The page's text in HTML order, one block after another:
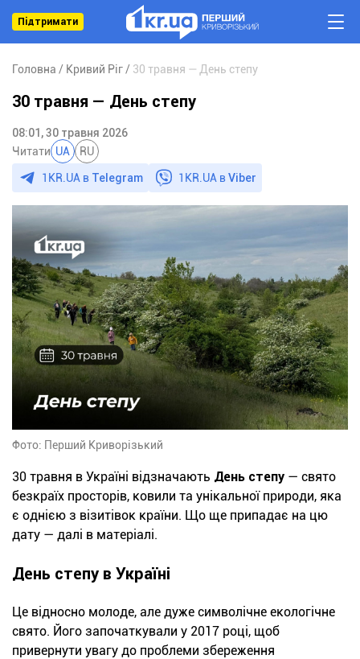
Підтримати
Головна Кривий Ріг 30 травня — День степу
30 травня — День степу
08:01, 30 травня 2026
Читати UA RU
1KR.UA в Telegram 1KR.UA вViber
Фото: Перший Криворізький
30 травня в Україні відзначають День степу — свято
безкраїх просторів, ковили та унікальної природи, яка
є однією з візитівок країни. Що ще припадає на цю
дату — далі в матеріалі.
День степу в Україні
Це відносно молоде, але дуже символічне екологічне
свято. Його започаткували у 2017 році, щоб
привернути увагу до проблеми збереження